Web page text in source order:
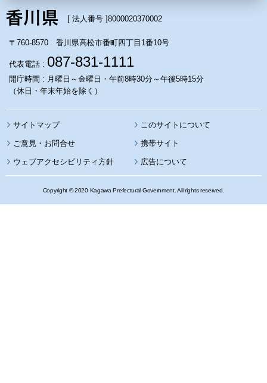
[ 法人番号 ]8000020370002
〒760-8570 香川県高松市番町四丁目1番10号
代表電話 : 087-831-1111
開庁時間 : 月曜日～金曜日・午前8時30分～午後5時15分
（休日・年末年始を除く）
サイトマップ このサイトについて
携帯サイト
ウェブアクセシビリティ方針 広告について
Copyright © 2020 Kagawa Prefectural Government. All rights reserved.